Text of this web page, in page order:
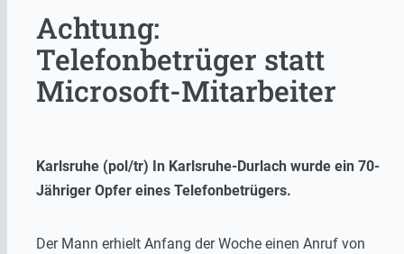
Achtung:
Telefonbetrüger statt
Microsoft-Mitarbeiter
Karlsruhe (pol/tr) In Karlsruhe-Durlach wurde ein 70-
Jähriger Opfer eines Telefonbetrügers.
Der Mann erhielt Anfang der Woche einen Anruf von